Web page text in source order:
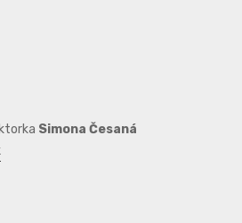
Simona Česaná